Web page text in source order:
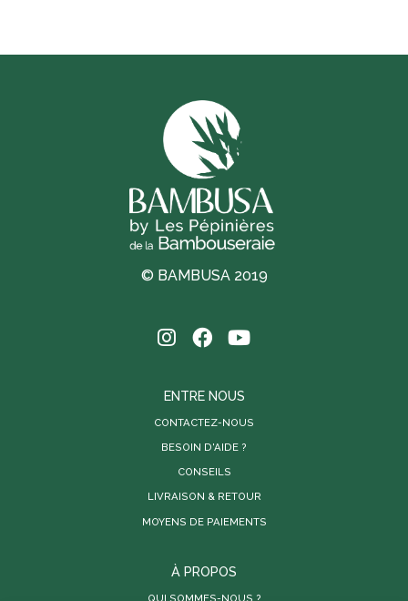
© BAMBUSA 2019
ENTRE NOUS
CONTACTEZ-NOUS
BESOIN D'AIDE ?
CONSEILS
LIVRAISON & RETOUR
MOYENS DE PAIEMENTS
À PROPOS
QUI SOMMES-NOUS ?